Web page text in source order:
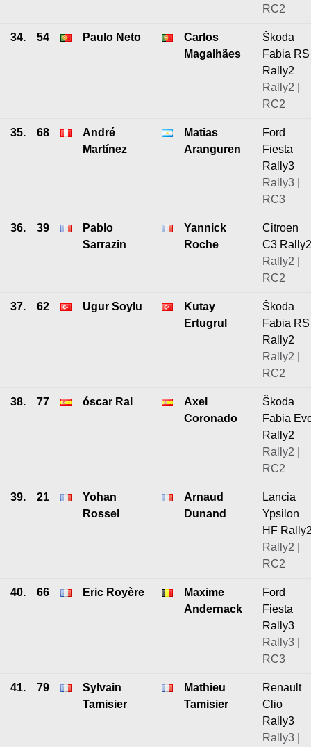
RC2
34. 54 Paulo Neto
Carlos
Magalhães
Škoda
Fabia RS
Rally2
Rally2 |
RC2
35. 68
André
Martínez
Matias
Aranguren
Ford
Fiesta
Rally3
Rally3 |
RC3
36. 39
Pablo
Sarrazin
Yannick
Roche
Citroen
C3 Rally2
Rally2 |
RC2
37. 62 Ugur Soylu
Kutay
Ertugrul
Škoda
Fabia RS
Rally2
Rally2 |
RC2
38. 77 óscar Ral
Axel
Coronado
Škoda
Fabia
Rally2
Rally2 |
RC2
39. 21
Yohan
Rossel
Arnaud
Dunand
Lancia
Ypsilon
HF
Rally2 |
RC2
40. 66 Eric Royère
Maxime
Andernack
Ford
Fiesta
Rally3
Rally3 |
RC3
41. 79
Sylvain
Tamisier
Mathieu
Tamisier
Renault
Clio
Rally3
Rally3 |